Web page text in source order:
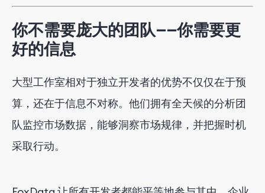
你不需要庞大的团队——你需要更
好的信息
大型工作室相对于独立开发者的优势不仅仅在于预
算，还在于信息不对称。他们拥有全天候的分析团
队监控市场数据，能够洞察市场规律，并把握时机
采取行动。